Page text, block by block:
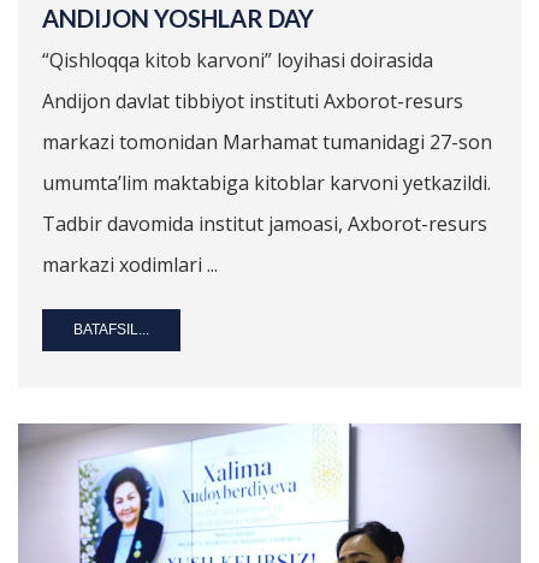
ANDIJON YOSHLAR DAY
“Qishloqqa kitob karvoni” loyihasi doirasida
Andijon davlat tibbiyot instituti Axborot-resurs
markazi tomonidan Marhamat tumanidagi 27-son
umumta’lim maktabiga kitoblar karvoni yetkazildi.
Tadbir davomida institut jamoasi, Axborot-resurs
markazi xodimlari ...
BATAFSIL...